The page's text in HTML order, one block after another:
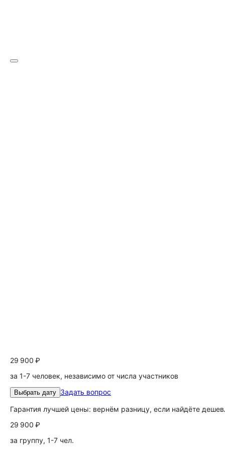
29 900 ₽
за 1-7 человек, независимо от числа участников
Выбрать дату Задать вопрос
Гарантия лучшей цены: вернём разницу, если найдёте
29 900 ₽
за группу, 1-7 чел.